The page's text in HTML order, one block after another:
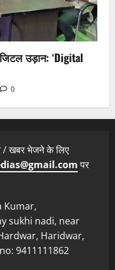
उड़ान: ‘Digital
0
/ खबर भेजने के लिए
पर
Kumar,
sukhi nadi, near
Haridwar,
9411111862